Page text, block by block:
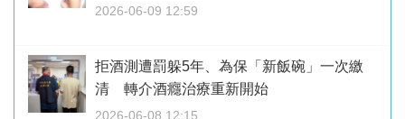
2026-06-09 12:59
拒酒測遭罰躲5年、為保「新飯碗」一次繳
清 轉介酒癮治療重新開始
2026-06-08 12:15